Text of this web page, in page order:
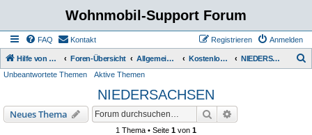
Wohnmobil-Support Forum
FAQ Kontakt Anmelden
Registrieren
Hilfe von Womo Fans für Womo Besitzer Foren-Übersicht Allgemeine Rubriken Kostenlose Stellplätze NIEDERSACHSEN
Unbeantwortete Themen Aktive Themen
NIEDERSACHSEN
Neues Thema Suche
1 Thema • Seite 1 von 1